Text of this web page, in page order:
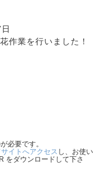
作業を行いました！
必要です。
イトへアクセス し、お使い
をダウンロードして下さ